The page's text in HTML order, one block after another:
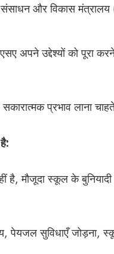
संसाधन और विकास
अपने उद्देश्यों को पूरा
प्रभाव लाना
है, मौजूदा स्कूल के
पेयजल सुविधाएँ जोड़ना,